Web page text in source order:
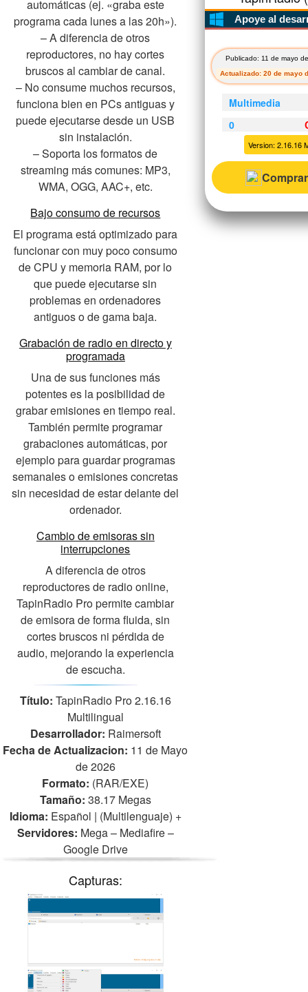
automáticas (ej. «graba este
programa cada lunes a las 20h»).
– A diferencia de otros
reproductores, no hay cortes
bruscos al cambiar de canal.
– No consume muchos recursos,
funciona bien en PCs antiguas y
puede ejecutarse desde un USB
sin instalación.
– Soporta los formatos de
streaming más comunes: MP3,
WMA, OGG, AAC+, etc.
Bajo consumo de recursos
El programa está optimizado para
funcionar con muy poco consumo
de CPU y memoria RAM, por lo
que puede ejecutarse sin
problemas en ordenadores
antiguos o de gama baja.
Grabación de radio en directo y
programada
Una de sus funciones más
potentes es la posibilidad de
grabar emisiones en tiempo real.
También permite programar
grabaciones automáticas, por
ejemplo para guardar programas
semanales o emisiones concretas
sin necesidad de estar delante del
ordenador.
Cambio de emisoras sin
interrupciones
A diferencia de otros
reproductores de radio online,
TapinRadio Pro permite cambiar
de emisora de forma fluida, sin
cortes bruscos ni pérdida de
audio, mejorando la experiencia
de escucha.
Título: TapinRadio Pro 2.16.16
Multilingual
Desarrollador: Raimersoft
Fecha de Actualizacion: 11 de Mayo
de 2026
Formato: (RAR/EXE)
Tamaño: 38.17 Megas
Idioma: Español | (Multilenguaje) +
Servidores: Mega – Mediafire –
Google Drive
Capturas:
Apoye al
Publicado: 11 de mayo
Actualizado: 20 de mayo
Multimedia
0
Version: 2.16.16